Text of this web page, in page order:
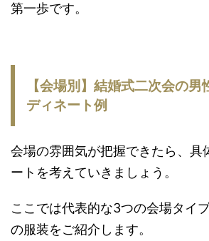
第一歩です。
【会場別】結婚式二次会の
ディネート例
会場の雰囲気が把握できたら、具
ートを考えていきましょう。
ここでは代表的な3つの会場タイ
の服装をご紹介します。